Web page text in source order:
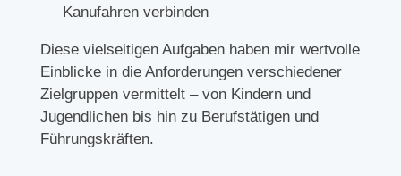
Kanufahren verbinden
Diese vielseitigen Aufgaben haben mir wertvolle
Einblicke in die Anforderungen verschiedener
Zielgruppen vermittelt – von Kindern und
Jugendlichen bis hin zu Berufstätigen und
Führungskräften.